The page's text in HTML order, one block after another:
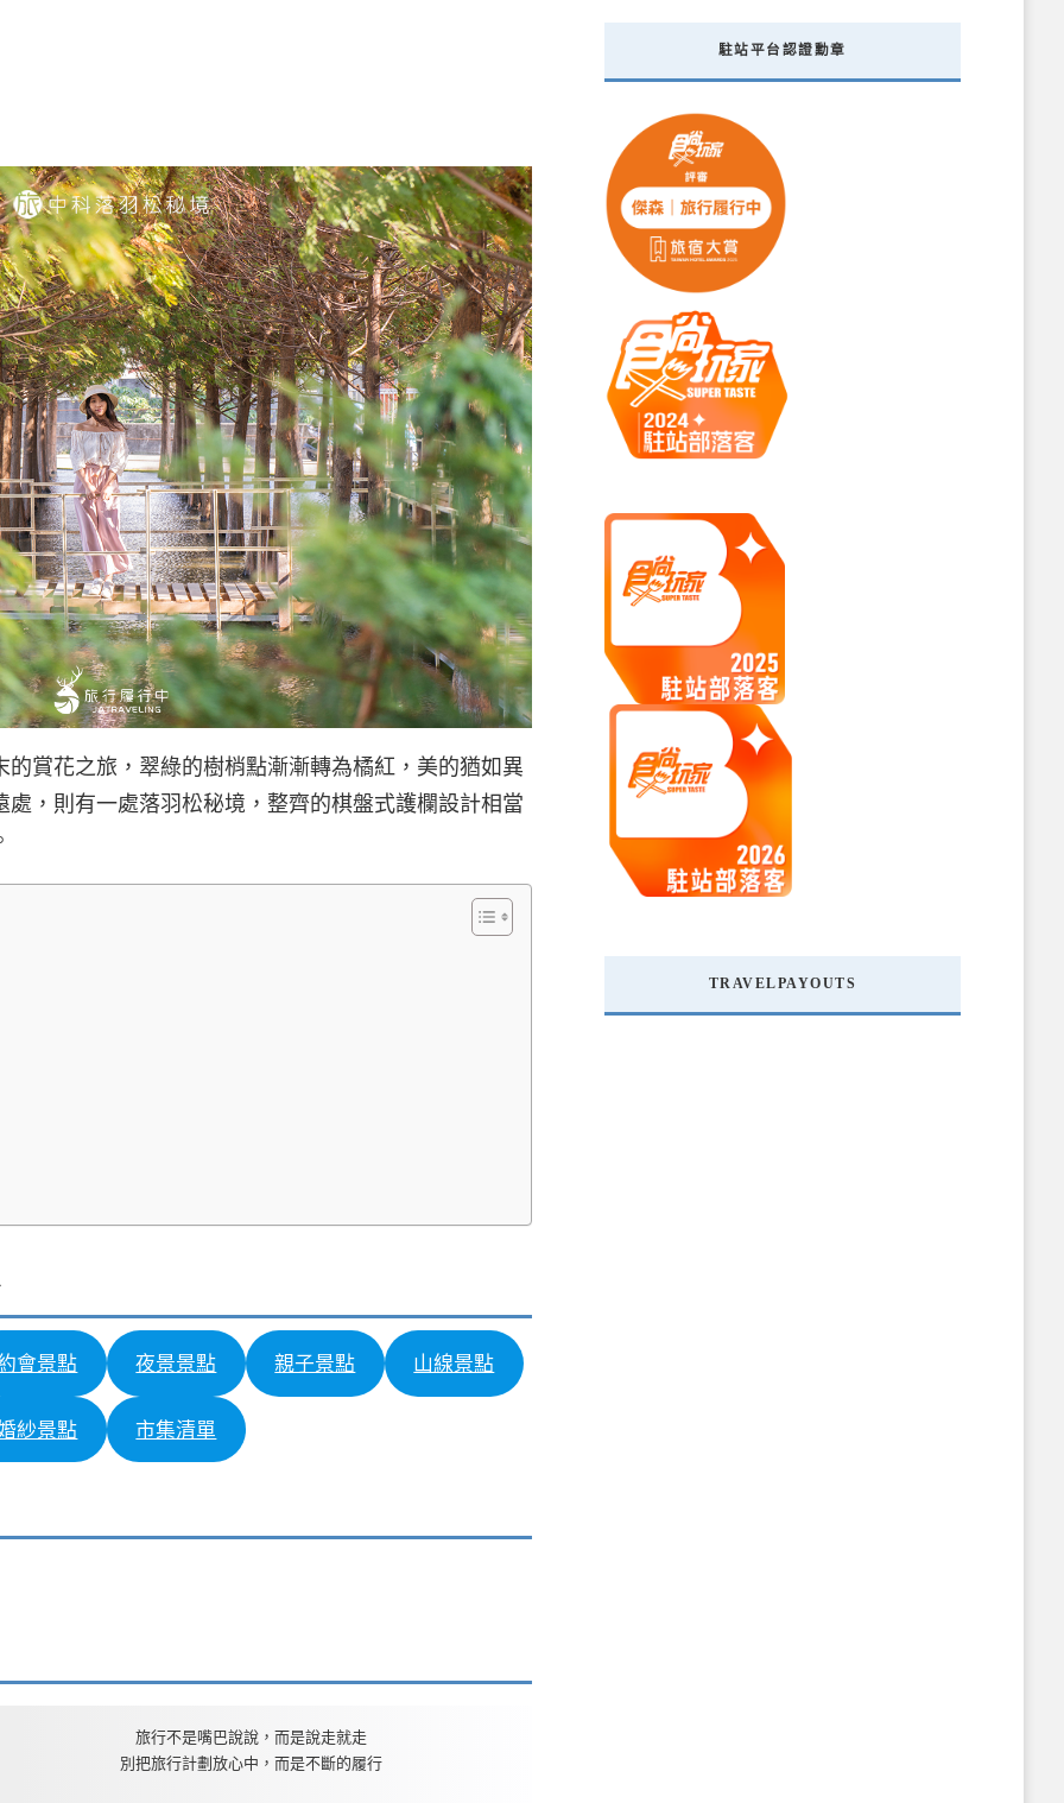
賞花之旅，翠綠的樹梢點漸漸轉為橘紅，美的猶如異
，則有一處落羽松秘境，整齊的棋盤式護欄設計相當
會景點 夜景景點 親子景點 山線景點
紗景點 市集清單
旅行不是嘴巴說說，而是說走就走
別把旅行計劃放心中，而是不斷的履行
駐站平台認證勳章
TRAVELPAYOUTS